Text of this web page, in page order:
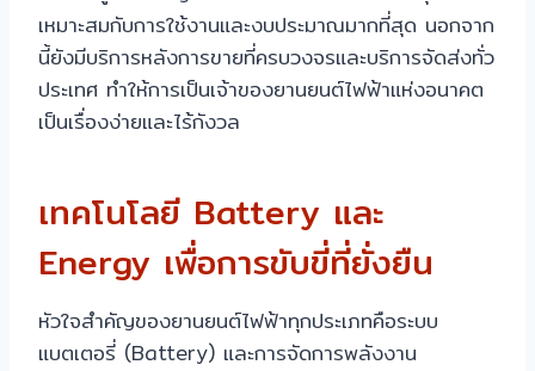
เหมาะสมกับการใช้งานและงบประมาณมากที่สุด นอกจาก
นี้ยังมีบริการหลังการขายที่ครบวงจรและบริการจัดส่งทั่ว
ประเทศ ทำให้การเป็นเจ้าของยานยนต์ไฟฟ้าแห่งอนาคต
เป็นเรื่องง่ายและไร้กังวล
เทคโนโลยี Battery และ
Energy เพื่อการขับขี่ที่ยั่งยืน
หัวใจสำคัญของยานยนต์ไฟฟ้าทุกประเภทคือระบบ
แบตเตอรี่ (Battery) และการจัดการพลังงาน